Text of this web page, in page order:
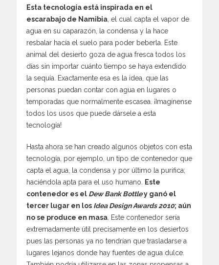
Esta tecnología está inspirada en el
escarabajo de Namibia , el cual capta el vapor de
agua en su caparazón, la condensa y la hace
resbalar hacía el suelo para poder beberla. Este
animal del desierto goza de agua fresca todos los
días sin importar cuánto tiempo se haya extendido
la sequía. Exactamente esa es la idea, que las
personas puedan contar con agua en lugares o
temporadas que normalmente escasea. ¡Imagínense
todos los usos que puede dársele a esta
tecnología!
Hasta ahora se han creado algunos objetos con esta
tecnología, por ejemplo, un tipo de contenedor que
capta el agua, la condensa y por último la purifica;
haciéndola apta para el uso humano.
Este
contenedor es el Dew Bank Bottley ganó el
tercer lugar en los Idea Design Awards 2010; aún
no se produce en masa. Este contenedor sería
extremadamente útil precisamente en los desiertos
pues las personas ya no tendrían que trasladarse a
lugares lejanos donde hay fuentes de agua dulce.